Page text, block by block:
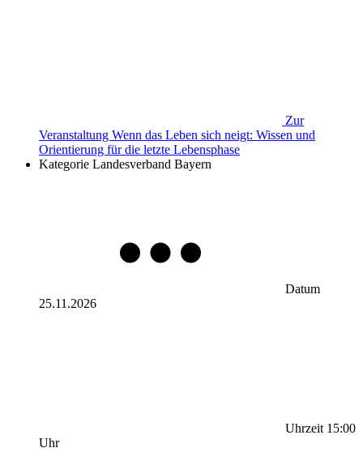
Zur
Veranstaltung Wenn das Leben sich neigt: Wissen und
Orientierung für die letzte Lebensphase
Kategorie Landesverband Bayern
Datum
25.11.2026
Uhrzeit 15:00
Uhr